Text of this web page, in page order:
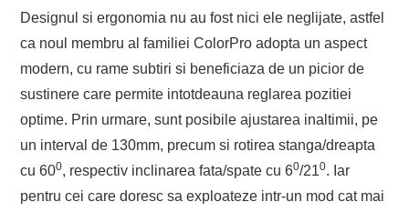
Designul si ergonomia nu au fost nici ele neglijate, astfel
ca noul membru al familiei ColorPro adopta un aspect
modern, cu rame subtiri si beneficiaza de un picior de
sustinere care permite intotdeauna reglarea pozitiei
optime. Prin urmare, sunt posibile ajustarea inaltimii, pe
un interval de 130mm, precum si rotirea stanga/dreapta
cu 600, respectiv inclinarea fata/spate cu 60/210. Iar
pentru cei care doresc sa exploateze intr-un mod cat mai